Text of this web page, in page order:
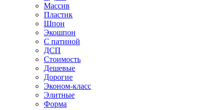
Массив
Пластик
Шпон
Экошпон
С патиной
ДСП
Стоимость
Дешевые
Дорогие
Эконом-класс
Элитные
Форма